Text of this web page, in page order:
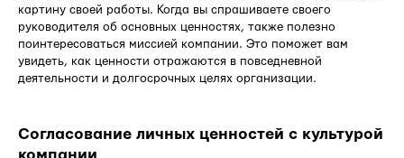
картину своей работы. Когда вы спрашиваете своего
руководителя об основных ценностях, также полезно
поинтересоваться миссией компании. Это поможет вам
увидеть, как ценности отражаются в повседневной
деятельности и долгосрочных целях организации.
Согласование личных ценностей с культурой
компании